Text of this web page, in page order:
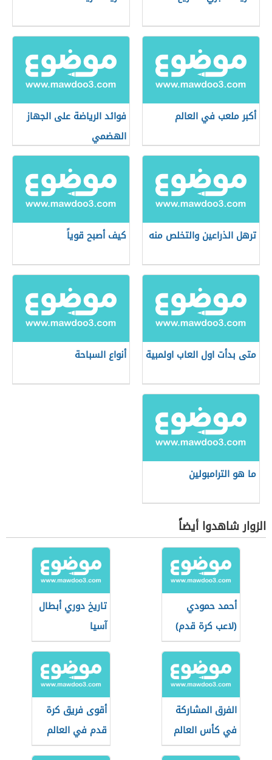
أكبر ملعب في العالم
فوائد الرياضة على الجهاز
الهضمي
ترهل الذراعين والتخلص منه كيف أصبح قوياً
متى بدأت اول العاب اولمبية أنواع السباحة
ما هو الترامبولين
الزوار شاهدوا أيضاً
أحمد حمودي
(لاعب كرة قدم)
تاريخ دوري أبطال
آسيا
الفرق المشاركة
في كأس العالم
للأندية 2022
أقوى فريق كرة
قدم في العالم